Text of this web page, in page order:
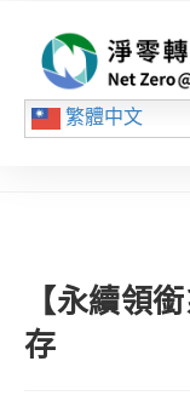
繁體中文
【永續領
存